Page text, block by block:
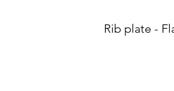
Rib plate -